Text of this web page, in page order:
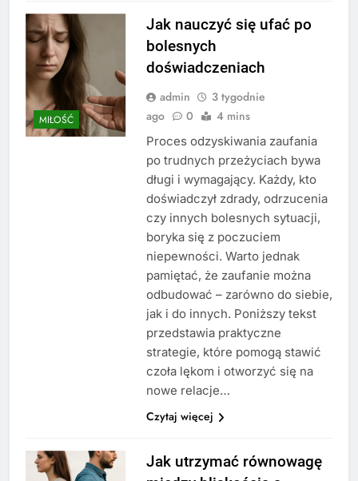
MIŁOŚĆ
Jak nauczyć się ufać po
bolesnych
doświadczeniach
admin
3 tygodnie
ago
0 4 mins
Proces odzyskiwania zaufania
po trudnych przeżyciach bywa
długi i wymagający. Każdy, kto
doświadczył zdrady, odrzucenia
czy innych bolesnych sytuacji,
boryka się z poczuciem
niepewności. Warto jednak
pamiętać, że zaufanie można
odbudować – zarówno do siebie,
jak i do innych. Poniższy tekst
przedstawia praktyczne
strategie, które pomogą stawić
czoła lękom i otworzyć się na
nowe relacje…
Czytaj więcej
Jak utrzymać równowagę